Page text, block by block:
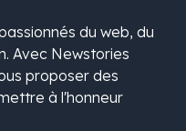
du web, du
Avec Newstories
proposer des
à l'honneur